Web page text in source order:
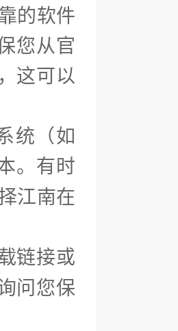
的软件
您从官
这可以
统（如
。有时
江南在
链接或
问您保